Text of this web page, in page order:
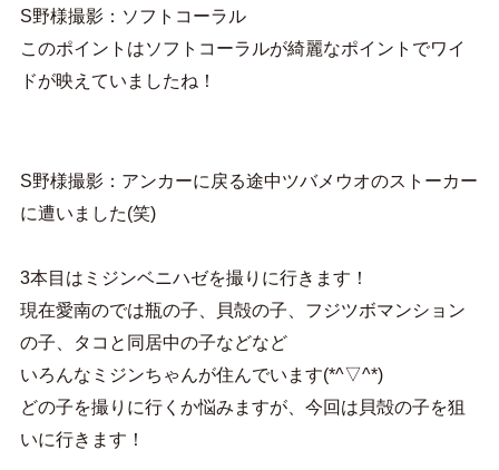
S野様撮影：ソフトコーラル
このポイントはソフトコーラルが綺麗なポイントでワイ
ドが映えていましたね！
S野様撮影：アンカーに戻る途中ツバメウオのストーカー
に遭いました(笑)
3本目はミジンベニハゼを撮りに行きます！
現在愛南のでは瓶の子、貝殻の子、フジツボマンション
の子、タコと同居中の子などなど
いろんなミジンちゃんが住んでいます(*^▽^*)
どの子を撮りに行くか悩みますが、今回は貝殻の子を狙
いに行きます！